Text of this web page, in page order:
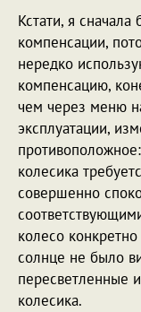
Кстати, я
компенсации,
нередко
компенсацию,
чем через меню
эксплуатации,
колесика
совершенно
колесо
солнце не было
пересветленные
колесика.